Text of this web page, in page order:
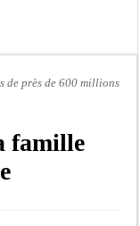
de football démasqué
financier
menace la FSF
citoyens répondent à
de près de 600 millions
famille